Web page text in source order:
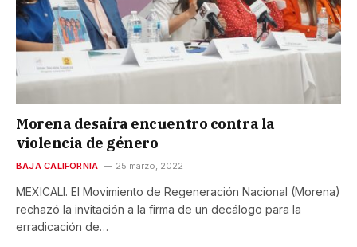
Morena desaíra encuentro contra la
violencia de género
BAJA CALIFORNIA 25 marzo, 2022
MEXICALI. El Movimiento de Regeneración Nacional (Morena)
rechazó la invitación a la firma de un decálogo para la
erradicación de…